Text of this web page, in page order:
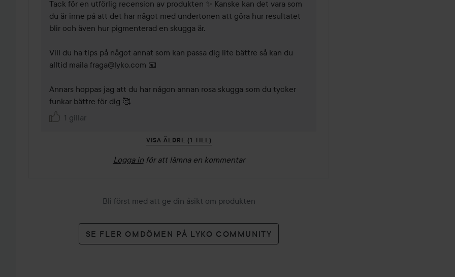
Tack för en utförlig recension av produkten ✨ Kanske kan det vara som
du är inne på att det har något med undertonen att göra hur resultatet
blir och även hur pigmenterad en skugga är.
Vill du ha tips på något annat som kan passa dig lite bättre så kan du
alltid maila fraga@lyko.com 📧
Annars hoppas jag att du har någon annan rosa skugga som du tycker
1 gillar
VISA ÄLDRE (1 TILL)
Logga in för att lämna en kommentar
Bli först med att ge din åsikt om produkten
SE FLER OMDÖMEN PÅ LYKO COMMUNITY